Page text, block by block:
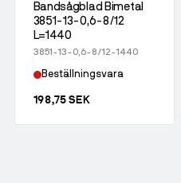
Bandsågblad Bimetal
3851-13-0,6-8/12
L=1440
3851-13-0,6-8/12-1440
Beställningsvara
198,75 SEK